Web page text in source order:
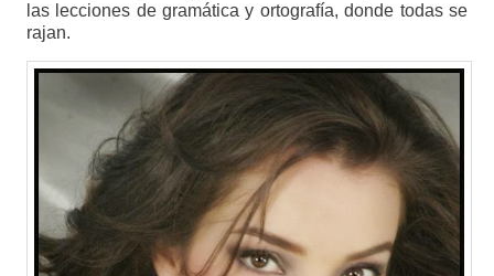
las lecciones de gramática y ortografía, donde todas se
rajan.